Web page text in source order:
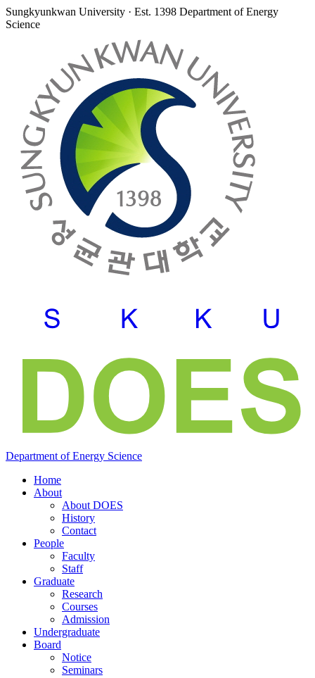
Sungkyunkwan University · Est. 1398 Department of Energy
Science
Department ofEnergy Science
Home
About
About DOES
History
Contact
People
Faculty
Staff
Graduate
Research
Courses
Admission
Undergraduate
Board
Notice
Seminars